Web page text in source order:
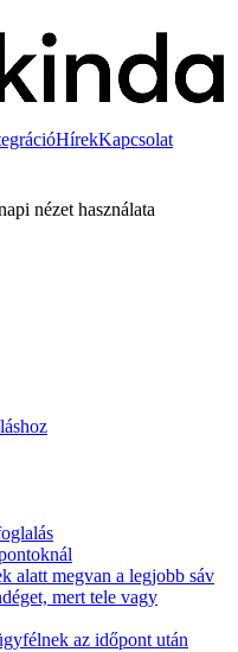
HírekKapcsolat
nézet használata
alatt megvan a legjobb sáv
mert tele vagy
az időpont után